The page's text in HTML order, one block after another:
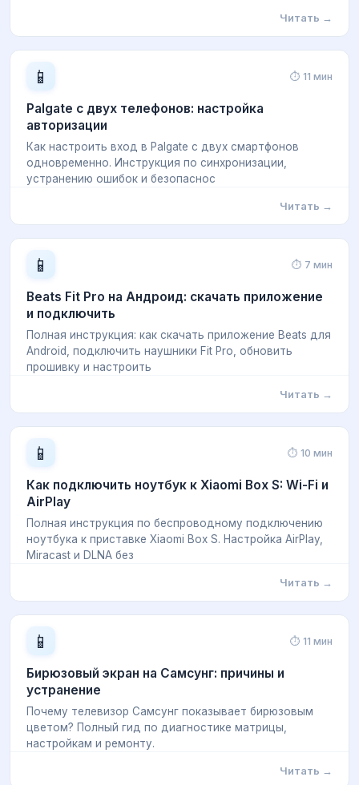
Читать →
📱 ⏱ 11 мин
Palgate с двух телефонов: настройка
авторизации
Как настроить вход в Palgate с двух смартфонов
одновременно. Инструкция по синхронизации,
устранению ошибок и безопаснос
Читать →
📱 ⏱ 7 мин
Beats Fit Pro на Андроид: скачать приложение
и подключить
Полная инструкция: как скачать приложение Beats для
Android, подключить наушники Fit Pro, обновить
прошивку и настроить
Читать →
📱 ⏱ 10 мин
Как подключить ноутбук к Xiaomi Box S: Wi-Fi и
AirPlay
Полная инструкция по беспроводному подключению
ноутбука к приставке Xiaomi Box S. Настройка AirPlay,
Miracast и DLNA без
Читать →
📱 ⏱ 11 мин
Бирюзовый экран на Самсунг: причины и
устранение
Почему телевизор Самсунг показывает бирюзовым
цветом? Полный гид по диагностике матрицы,
настройкам и ремонту.
Читать →